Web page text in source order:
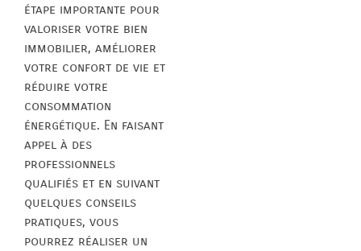
étape importante pour
valoriser votre bien
immobilier, améliorer
votre confort de vie et
réduire votre
consommation
énergétique. En faisant
appel à des
professionnels
qualifiés et en suivant
quelques conseils
pratiques, vous
pourrez réaliser un